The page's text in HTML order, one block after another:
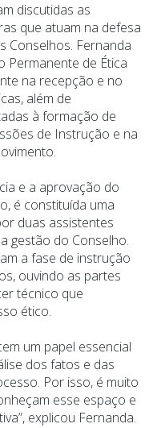
discutidas as
que atuam na defesa
Conselhos. Fernanda
Permanente de Ética
na recepção e no
além de
à formação de
de Instrução e na
e a aprovação do
é constituída uma
duas assistentes
gestão do Conselho.
a fase de instrução
ouvindo as partes
técnico que
ético.
um papel essencial
dos fatos e das
Por isso, é muito
esse espaço e
explicou Fernanda.